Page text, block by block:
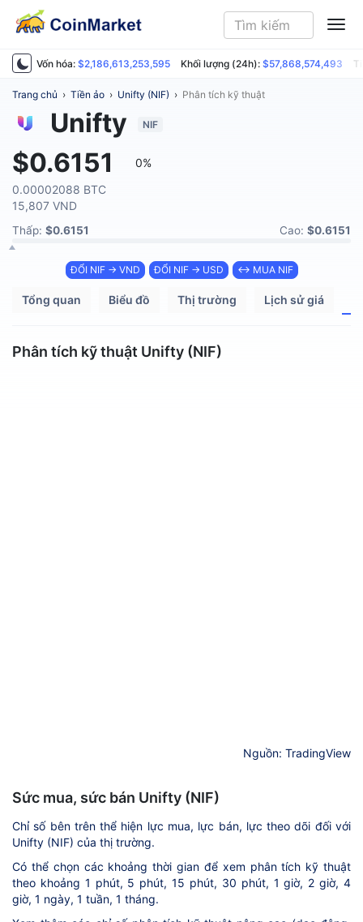
Vốn hóa: $2,186,613,253,595 Khối lượng (24h): $57,868,574,493
Trang chủ › Tiền ảo › Unifty (NIF) › Phân tích kỹ thuật
Unifty NIF
$0.6151
0%
0.00002088 BTC
15,807 VND
Thấp: $0.6151 Cao: $0.6151
ĐỔI NIF → VND ĐỔI NIF → USD ↔ MUA NIF
Tổng quan Biểu đồ Thị trường Lịch sử giá
Phân tích kỹ thuật Unifty (NIF)
Nguồn: TradingView
Sức mua, sức bán Unifty (NIF)
Chỉ số bên trên thể hiện lực mua, lực bán, lực theo dõi đối với
Unifty (NIF) của thị trường.
Có thể chọn các khoảng thời gian để xem phân tích kỹ thuật
theo khoảng 1 phút, 5 phút, 15 phút, 30 phút, 1 giờ, 2 giờ, 4
giờ, 1 ngày, 1 tuần, 1 tháng.